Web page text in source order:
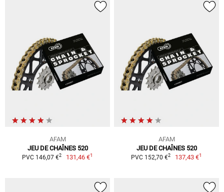
AFAM
JEU DE CHAÎNES 520
PVC 146,07 €2 131,46 €1
AFAM
JEU DE CHAÎNES 520
PVC 152,70 €2 137,43 €1